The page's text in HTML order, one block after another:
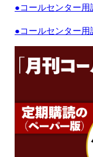
●コールセンター用
●コールセンター用